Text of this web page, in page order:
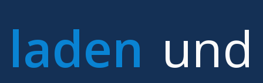
laden und